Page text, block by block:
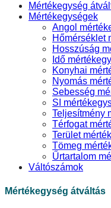
Mértékegység
Mértékegységek
Angol
Hőmérséklet
Hosszúság
Idő
Konyhai
Nyomás
Sebesség
SI
Teljesítmény
Térfogat
Terület
Tömeg
Űrtartalom
Váltószámok
Mértékegység átváltás